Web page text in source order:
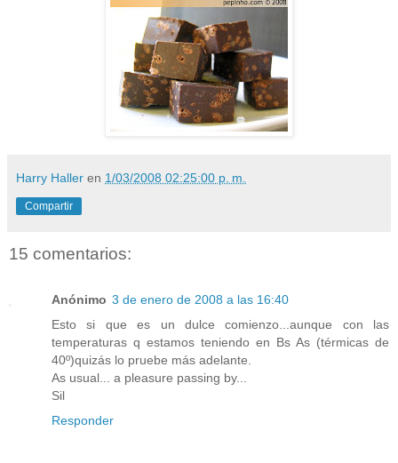
Harry Haller en 1/03/2008 02:25:00 p. m.
Compartir
15 comentarios:
Anónimo 3 de enero de 2008 a las 16:40
Esto si que es un dulce comienzo...aunque con las
temperaturas q estamos teniendo en Bs As (térmicas de
40º)quizás lo pruebe más adelante.
As usual... a pleasure passing by...
Sil
Responder